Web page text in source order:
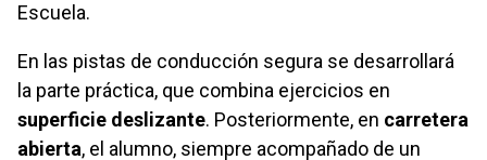
Escuela.
En las pistas de conducción segura se desarrollará
la parte práctica, que combina ejercicios en
superficie deslizante. Posteriormente, en carretera
abierta, el alumno, siempre acompañado de un